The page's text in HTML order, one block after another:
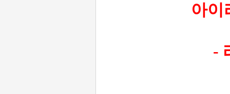
아이
-